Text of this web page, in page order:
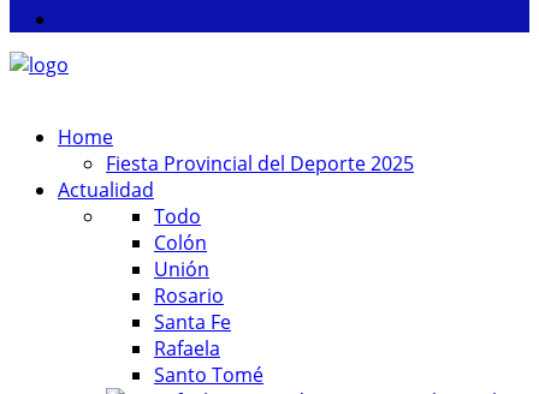
Home
Fiesta Provincial del Deporte 2025
Actualidad
Todo
Colón
Unión
Rosario
Santa Fe
Rafaela
Santo Tomé